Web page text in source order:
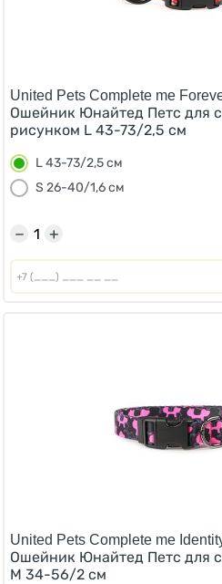
United Pets Complete me
Ошейник Юнайтед Петс для
рисунком L 43-73/2,5 см
L 43-73/2,5 см
S 26-40/1,6 см
+
−
United Pets Complete me
Ошейник Юнайтед Петс для
M 34-56/2 см